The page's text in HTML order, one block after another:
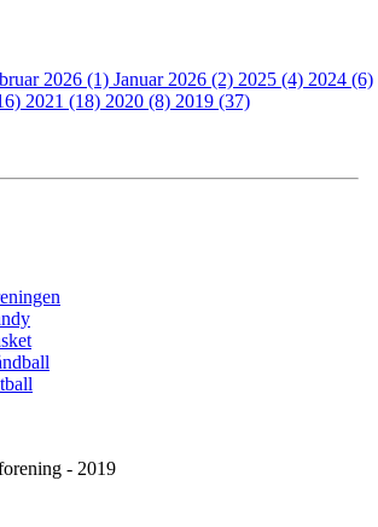
2026 (1) Januar 2026 (2) 2025 (4) 2024 (6)
2021 (18) 2020 (8) 2019 (37)
- 2019